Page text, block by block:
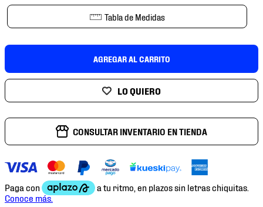
Tabla de Medidas
AGREGAR AL CARRITO
CONSULTAR INVENTARIO EN TIENDA